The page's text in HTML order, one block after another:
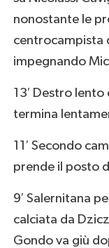
nonostante le
centrocampista
impegnando
13′ Destro
termina
11′ Secondo
prende il posto
9′ Salernitana
calciata da
Gondo va giù